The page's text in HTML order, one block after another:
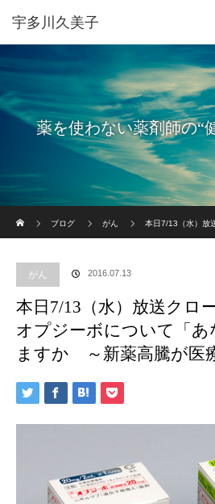
宇多川久美子
薬を使わない薬剤師の“
ブログ
がん 本日7/13（水）放
がん 2016.07.13
本日7/13（水）放送クロ
オプジーボについて「あ
ますか ～新薬高騰が医